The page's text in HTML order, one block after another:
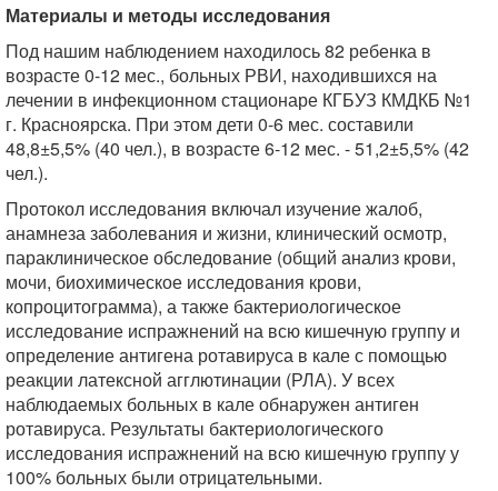
Материалы и методы исследования
Под нашим наблюдением находилось 82 ребенка в
возрасте 0-12 мес., больных РВИ, находившихся на
лечении в инфекционном стационаре КГБУЗ КМДКБ №1
г. Красноярска. При этом дети 0-6 мес. составили
48,8±5,5% (40 чел.), в возрасте 6-12 мес. - 51,2±5,5% (42
чел.).
Протокол исследования включал изучение жалоб,
анамнеза заболевания и жизни, клинический осмотр,
параклиническое обследование (общий анализ крови,
мочи, биохимическое исследования крови,
копроцитограмма), а также бактериологическое
исследование испражнений на всю кишечную группу и
определение антигена ротавируса в кале с помощью
реакции латексной агглютинации (РЛА). У всех
наблюдаемых больных в кале обнаружен антиген
ротавируса. Результаты бактериологического
исследования испражнений на всю кишечную группу у
100% больных были отрицательными.